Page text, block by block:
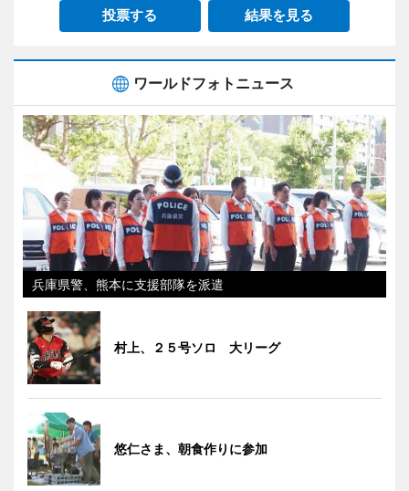
投票する 結果を見る
ワールドフォトニュース
兵庫県警、熊本に支援部隊を派遣
村上、２５号ソロ 大リーグ
悠仁さま、朝食作りに参加